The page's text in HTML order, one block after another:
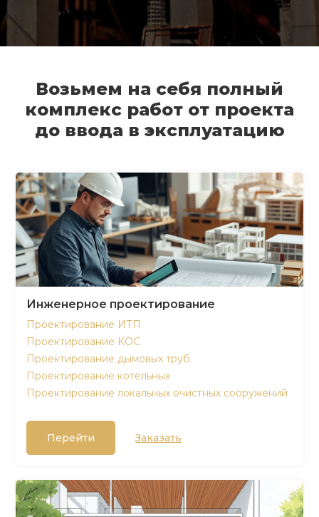
Возьмем на себя полный
комплекс работ от проекта
до ввода в эксплуатацию
Инженерное проектирование
Проектирование ИТП
Проектирование КОС
Проектирование дымовых труб
Проектирование котельных
Проектирование локальных очистных сооружений
Перейти Заказать